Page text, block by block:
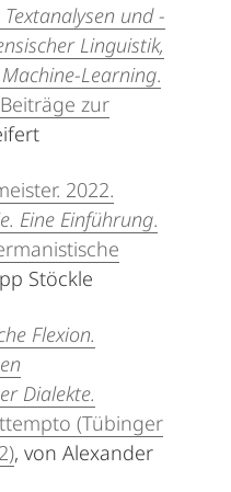
und -
Linguistik,
Learning.
zur
2022.
Eine Einführung.
Stöckle
Flexion.
Dialekte.
(Tübinger
, von Alexander